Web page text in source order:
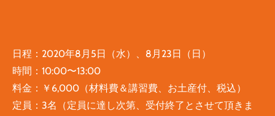
日程：2020年8月5日（水）、8月23日（日）
時間：10:00〜13:00
料金：￥6,000（材料費＆講習費、お土産付、税込）
定員：3名（定員に達し次第、受付終了とさせて頂きま